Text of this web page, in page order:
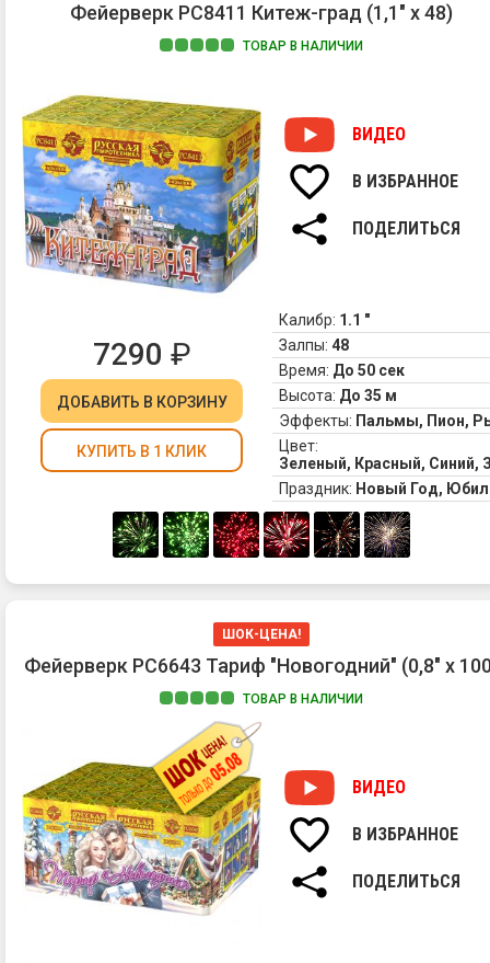
Фейерверк РС8411 Китеж-град (1,1" х 48)
ТОВАР В НАЛИЧИИ
ВИДЕО
В ИЗБРАННОЕ
ПОДЕЛИТЬСЯ
7290 ₽
ДОБАВИТЬ В КОРЗИНУ
КУПИТЬ В 1 КЛИК
Калибр: 1.1 "
Залпы: 48
Время: До 50 сек
Высота: До 35 м
Эффекты: Пальмы, Пион,
Цвет:
Зеленый, Красный, Синий,
Праздник: Новый Год,
ШОК-ЦЕНА!
Фейерверк РС6643 Тариф "Новогодний" (0,8" х
ТОВАР В НАЛИЧИИ
ВИДЕО
В ИЗБРАННОЕ
ПОДЕЛИТЬСЯ